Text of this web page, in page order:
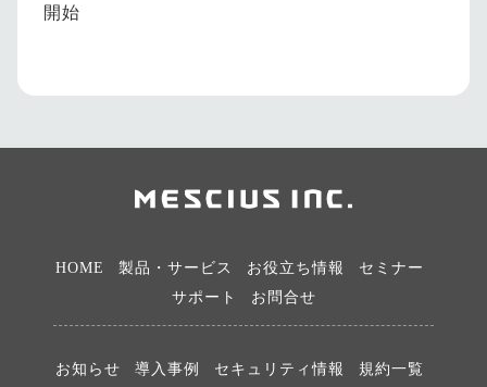
開始
HOME 製品・サービス お役立ち情報
セミナー
サポート
お問合せ
お知らせ 導入事例 セキュリティ情報 規約一覧